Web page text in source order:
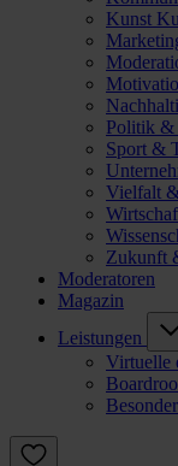
Kunst
Politik &
Sport &
Vielfalt
Zukunft
Moderatoren
Magazin
Leistungen
Virtuelle